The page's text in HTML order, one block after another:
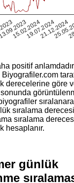
15.02.2024
19.07.2024
21.12.2024
positif
derecelerine göre
sıralama
sıralama
hesaplanır.
günlük